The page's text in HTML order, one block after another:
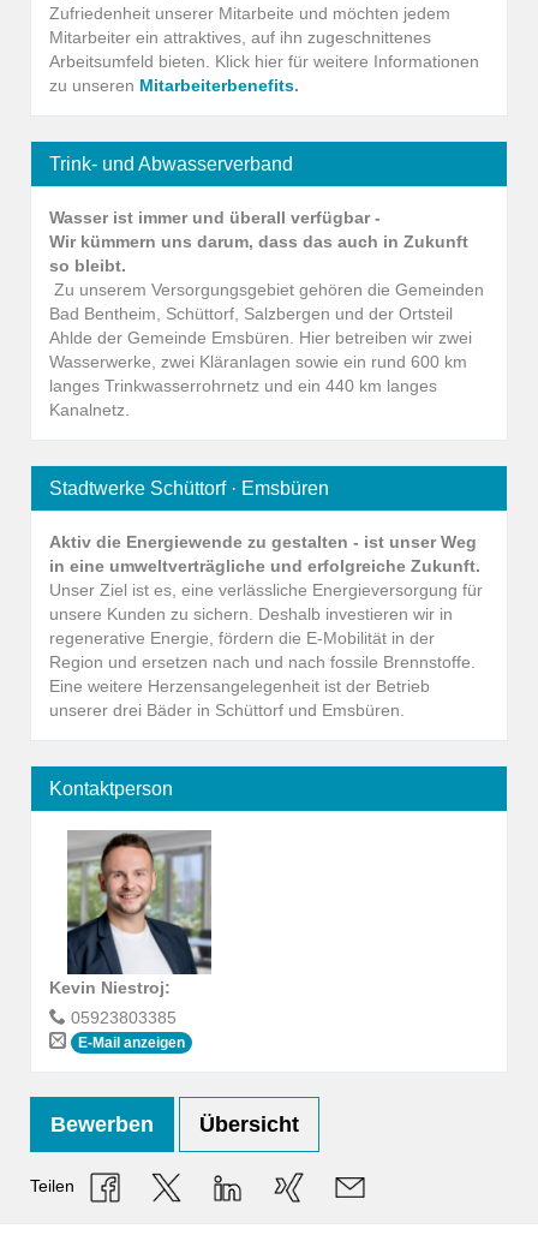
Zufriedenheit unserer Mitarbeite und möchten jedem
Mitarbeiter ein attraktives, auf ihn zugeschnittenes
Arbeitsumfeld bieten. Klick hier für weitere Informationen
zu unseren Mitarbeiterbenefits.
Trink- und Abwasserverband
Wasser ist immer und überall verfügbar -
Wir kümmern uns darum, dass das auch in Zukunft
so bleibt.
Zu unserem Versorgungsgebiet gehören die Gemeinden
Bad Bentheim, Schüttorf, Salzbergen und der Ortsteil
Ahlde der Gemeinde Emsbüren. Hier betreiben wir zwei
Wasserwerke, zwei Kläranlagen sowie ein rund 600 km
langes Trinkwasserrohrnetz und ein 440 km langes
Kanalnetz.
Stadtwerke Schüttorf · Emsbüren
Aktiv die Energiewende zu gestalten - ist unser Weg
in eine umweltverträgliche und erfolgreiche Zukunft.
Unser Ziel ist es, eine verlässliche Energieversorgung für
unsere Kunden zu sichern. Deshalb investieren wir in
regenerative Energie, fördern die E-Mobilität in der
Region und ersetzen nach und nach fossile Brennstoffe.
Eine weitere Herzensangelegenheit ist der Betrieb
unserer drei Bäder in Schüttorf und Emsbüren.
Kontaktperson
Kevin Niestroj:
05923803385
E-Mail anzeigen
Bewerben Übersicht
Teilen